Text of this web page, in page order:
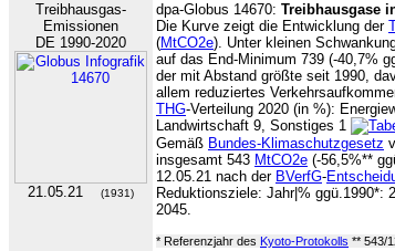
Treibhausgas-
Emissionen
DE 1990-2020
21.05.21 (1931)
dpa-Globus 14670: Treibhausgase
Die Kurve zeigt die Entwicklung der
(MtCO2e). Unter kleinen
auf das End-Minimum 739 (-40,7%
der mit Abstand größte seit 1990,
allem reduziertes
THG-Verteilung 2020 (in %):
Landwirtschaft 9, Sonstiges 1
Gemäß Bundes-Klimaschutzgesetz
insgesamt 543 MtCO2e (-56,5%**
12.05.21 nach der BVerfG-
Reduktionsziele: Jahr|% ggü.1990*:
2045.
* Referenzjahr des Kyoto-Protokolls ** 543/